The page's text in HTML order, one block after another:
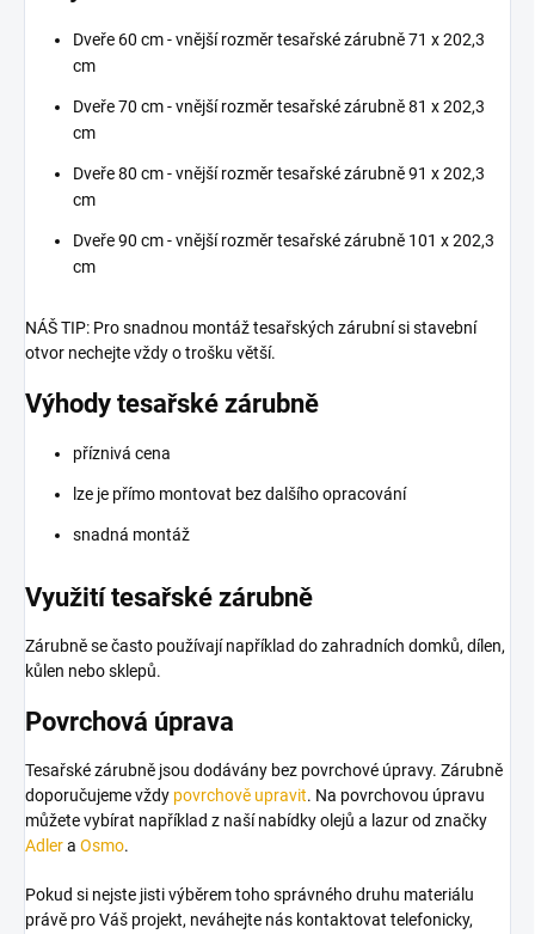
Dveře 60 cm - vnější rozměr tesařské zárubně 71 x 202,3
cm
Dveře 70 cm - vnější rozměr tesařské zárubně 81 x 202,3
cm
Dveře 80 cm - vnější rozměr tesařské zárubně 91 x 202,3
cm
Dveře 90 cm - vnější rozměr tesařské zárubně 101 x 202,3
cm
NÁŠ TIP: Pro snadnou montáž tesařských zárubní si stavební
otvor nechejte vždy o trošku větší.
Výhody tesařské zárubně
příznivá cena
lze je přímo montovat bez dalšího opracování
snadná montáž
Využití tesařské zárubně
Zárubně se často používají například do zahradních domků, dílen,
kůlen nebo sklepů.
Povrchová úprava
Tesařské zárubně jsou dodávány bez povrchové úpravy. Zárubně
doporučujeme vždy povrchově upravit. Na povrchovou úpravu
můžete vybírat například z naší nabídky olejů a lazur od značky
Adlera Osmo.
Pokud si nejste jisti výběrem toho správného druhu materiálu
právě pro Váš projekt, neváhejte nás kontaktovat telefonicky,